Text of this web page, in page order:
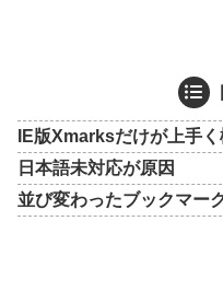
IE版Xmarksだけが上手
日本語未対応が原因
並び変わったブックマー